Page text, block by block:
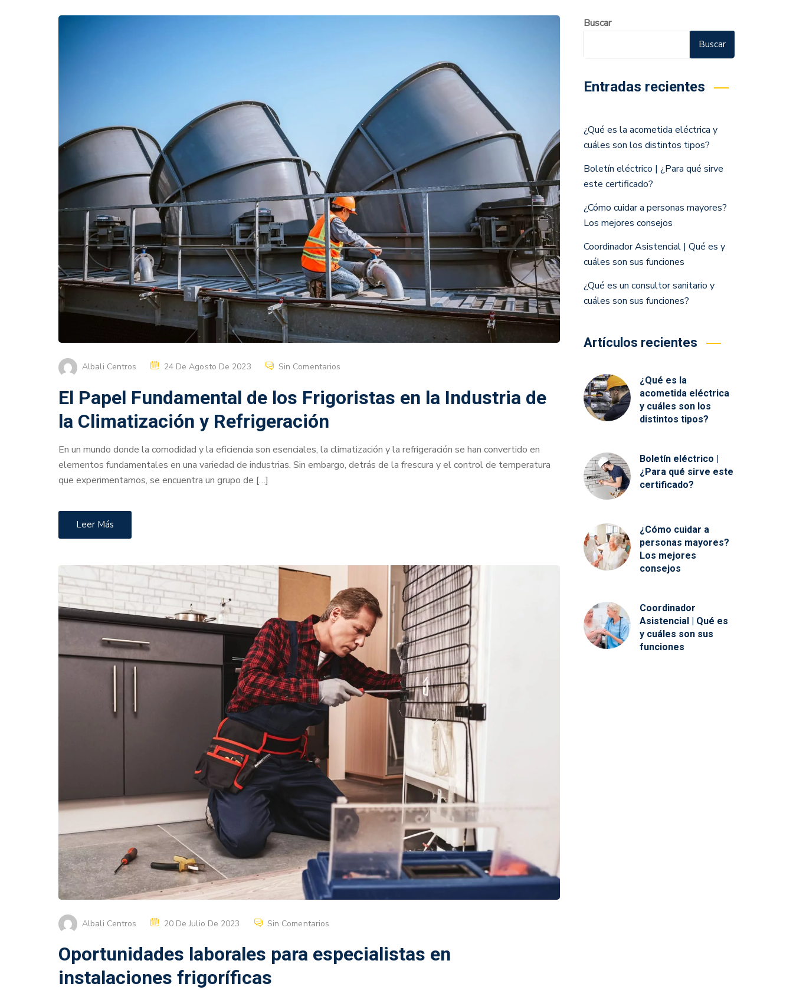
Albali Centros 24 De Agosto De 2023 Sin Comentarios
El Papel Fundamental de los Frigoristas en la Industria de
la Climatización y Refrigeración
En un mundo donde la comodidad y la eficiencia son esenciales, la climatización y la refrigeración se han convertido en
elementos fundamentales en una variedad de industrias. Sin embargo, detrás de la frescura y el control de temperatura
que experimentamos, se encuentra un grupo de […]
Leer Más
Albali Centros 20 De Julio De 2023 Sin Comentarios
Oportunidades laborales para especialistas en
instalaciones frigoríficas
Buscar
Buscar
Entradas recientes
¿Qué es la acometida eléctrica y
cuáles son los distintos tipos?
Boletín eléctrico | ¿Para qué sirve
este certificado?
¿Cómo cuidar a personas mayores?
Los mejores consejos
Coordinador Asistencial | Qué es y
cuáles son sus funciones
¿Qué es un consultor sanitario y
cuáles son sus funciones?
Artículos recientes
¿Qué es la
acometida eléctrica
y cuáles son los
distintos tipos?
Boletín eléctrico |
¿Para qué sirve este
certificado?
¿Cómo cuidar a
personas mayores?
Los mejores
consejos
Coordinador
Asistencial | Qué es
y cuáles son sus
funciones